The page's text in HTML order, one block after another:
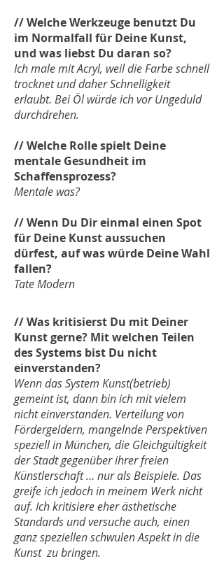
// Welche Werkzeuge benutzt Du
im Normalfall für Deine Kunst,
und was liebst Du daran so?
Ich male mit Acryl, weil die Farbe schnell
trocknet und daher Schnelligkeit
erlaubt. Bei Öl würde ich vor Ungeduld
durchdrehen.
// Welche Rolle spielt Deine
mentale Gesundheit im
Schaffensprozess?
Mentale was?
// Wenn Du Dir einmal einen Spot
für Deine Kunst aussuchen
dürfest, auf was würde Deine Wahl
fallen?
Tate Modern
// Was kritisierst Du mit Deiner
Kunst gerne? Mit welchen Teilen
des Systems bist Du nicht
einverstanden?
Wenn das System Kunst(betrieb)
gemeint ist, dann bin ich mit vielem
nicht einverstanden. Verteilung von
Fördergeldern, mangelnde Perspektiven
speziell in München, die Gleichgültigkeit
der Stadt gegenüber ihrer freien
Künstlerschaft … nur als Beispiele. Das
greife ich jedoch in meinem Werk nicht
auf. Ich kritisiere eher ästhetische
Standards und versuche auch, einen
ganz speziellen schwulen Aspekt in die
Kunst zu bringen.